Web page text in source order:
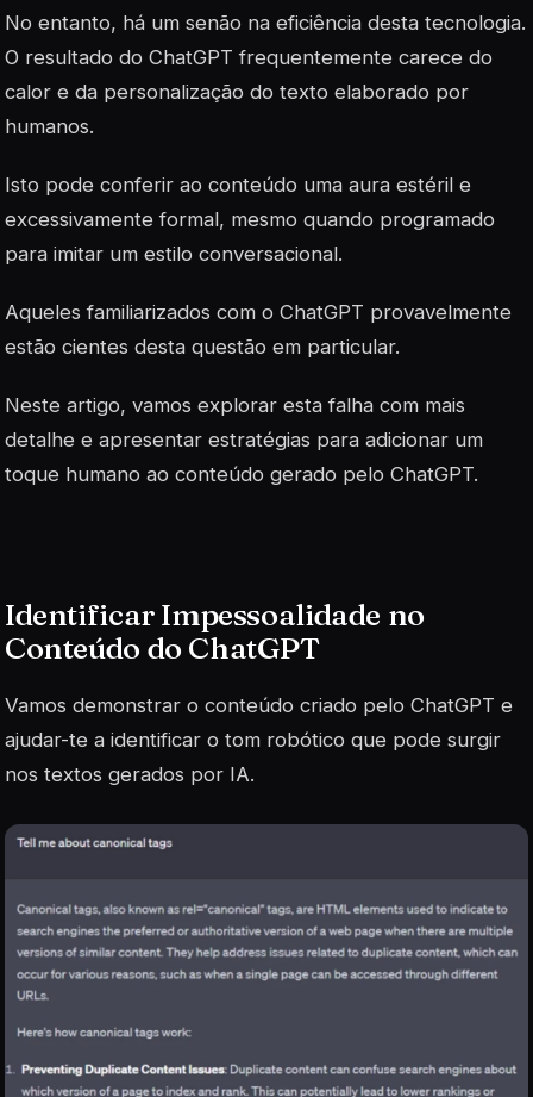
No entanto, há um senão na eficiência desta tecnologia.
O resultado do ChatGPT frequentemente carece do
calor e da personalização do texto elaborado por
humanos.
Isto pode conferir ao conteúdo uma aura estéril e
excessivamente formal, mesmo quando programado
para imitar um estilo conversacional.
Aqueles familiarizados com o ChatGPT provavelmente
estão cientes desta questão em particular.
Neste artigo, vamos explorar esta falha com mais
detalhe e apresentar estratégias para adicionar um
toque humano ao conteúdo gerado pelo ChatGPT.
Identificar Impessoalidade no
Conteúdo do ChatGPT
Vamos demonstrar o conteúdo criado pelo ChatGPT e
ajudar-te a identificar o tom robótico que pode surgir
nos textos gerados por IA.